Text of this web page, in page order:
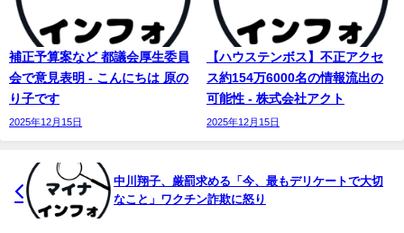
補正予算案など 都議会厚生委員
会で意見表明 - こんにちは 原の
り子です
2025年12月15日
【ハウステンボス】不正アクセ
ス約154万6000名の情報流出の
可能性 - 株式会社アクト
2025年12月15日
中川翔子、厳罰求める「今、最もデリケートで大切
なこと」ワクチン詐欺に怒り